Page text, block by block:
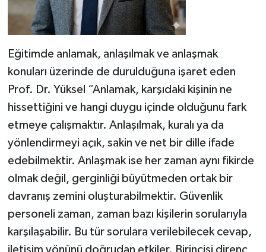
Eğitimde anlamak, anlaşılmak ve anlaşmak
konuları üzerinde de durulduğuna işaret eden
Prof. Dr. Yüksel “Anlamak, karşıdaki kişinin ne
hissettiğini ve hangi duygu içinde olduğunu fark
etmeye çalışmaktır. Anlaşılmak, kuralı ya da
yönlendirmeyi açık, sakin ve net bir dille ifade
edebilmektir. Anlaşmak ise her zaman aynı fikirde
olmak değil, gerginliği büyütmeden ortak bir
davranış zemini oluşturabilmektir. Güvenlik
personeli zaman, zaman bazı kişilerin sorularıyla
karşılaşabilir. Bu tür sorulara verilebilecek cevap,
iletişim yönünü doğrudan etkiler. Birincisi direnç